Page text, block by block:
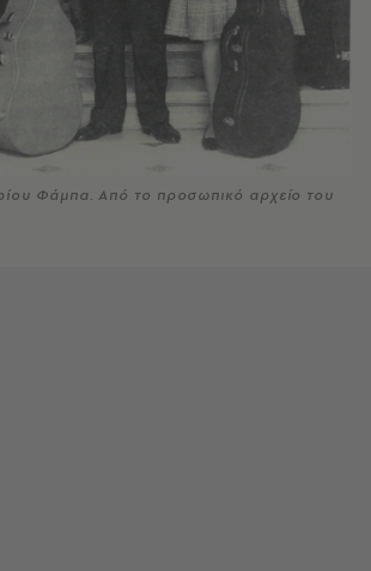
Φάμπα. Από το προσωπικό αρχείο του